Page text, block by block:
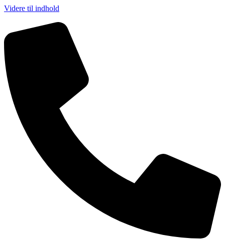
Videre til indhold